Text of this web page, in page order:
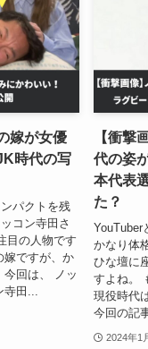
嫁が女優
時代の写
パクトを残
コン寺田さ
目の人物です
嫁ですが、か
今回は、 ノッ
田...
【衝撃
代の姿
本代表
た？
YouTuber
かなり体
ひな壇に
すよね。
現役時代
今回の記
2024年1